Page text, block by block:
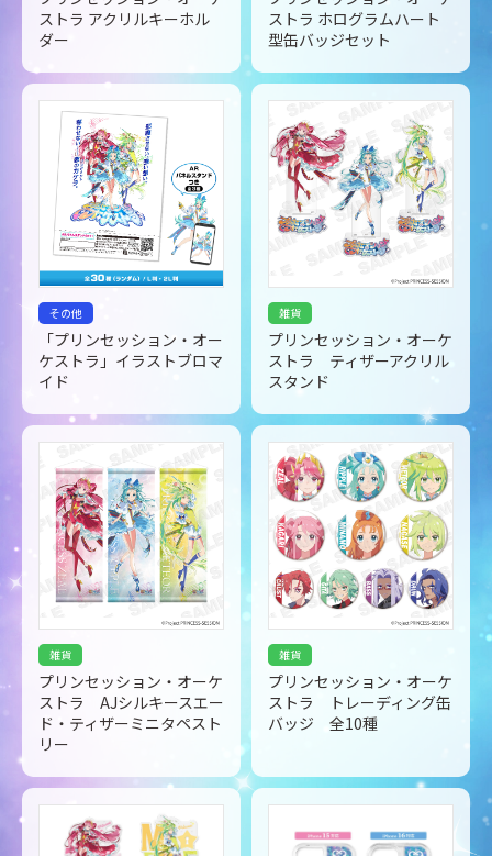
ストラ アクリルキーホル
ダー
ストラ ホログラムハート
型缶バッジセット
その他
「プリンセッション・オー
ケストラ」イラストブロマ
イド
雑貨
プリンセッション・オーケ
ストラ ティザーアクリル
スタンド
雑貨
プリンセッション・オーケ
ストラ AJシルキースエー
ド・ティザーミニタペスト
リー
雑貨
プリンセッション・オーケ
ストラ トレーディング缶
バッジ 全10種